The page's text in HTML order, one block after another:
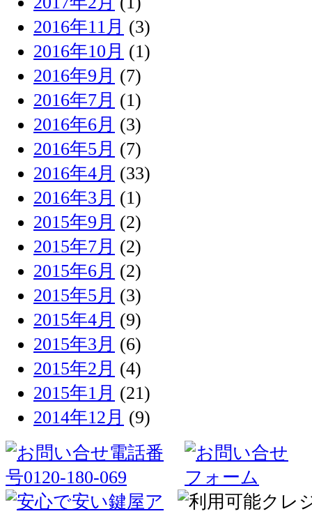
2016年11月 (3)
2016年10月 (1)
2016年9月 (7)
2016年7月 (1)
2016年6月 (3)
2016年5月 (7)
2016年4月 (33)
2016年3月 (1)
2015年9月 (2)
2015年7月 (2)
2015年6月 (2)
2015年5月 (3)
2015年4月 (9)
2015年3月 (6)
2015年2月 (4)
2015年1月 (21)
2014年12月 (9)